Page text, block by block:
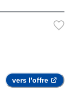
vers l'offre